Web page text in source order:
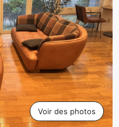
Voir des photos